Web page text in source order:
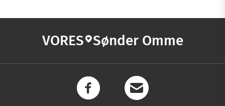
VORES Sønder Omme